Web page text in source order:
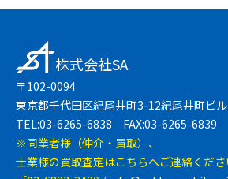
株式会社SA
〒102-0094
東京都千代田区紀尾井町3-12紀尾井町ビ
TEL:03-6265-6838 FAX:03-6265-6839
※同業者様（仲介・買取）、
士業様の買取査定はこちらへご連絡くださ